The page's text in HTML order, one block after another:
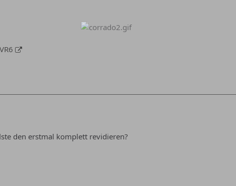
den erstmal komplett revidieren?